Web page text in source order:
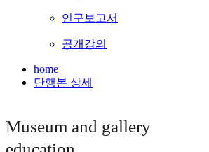
연구보고서
공개강의
home
단행본 상세
Museum and gallery